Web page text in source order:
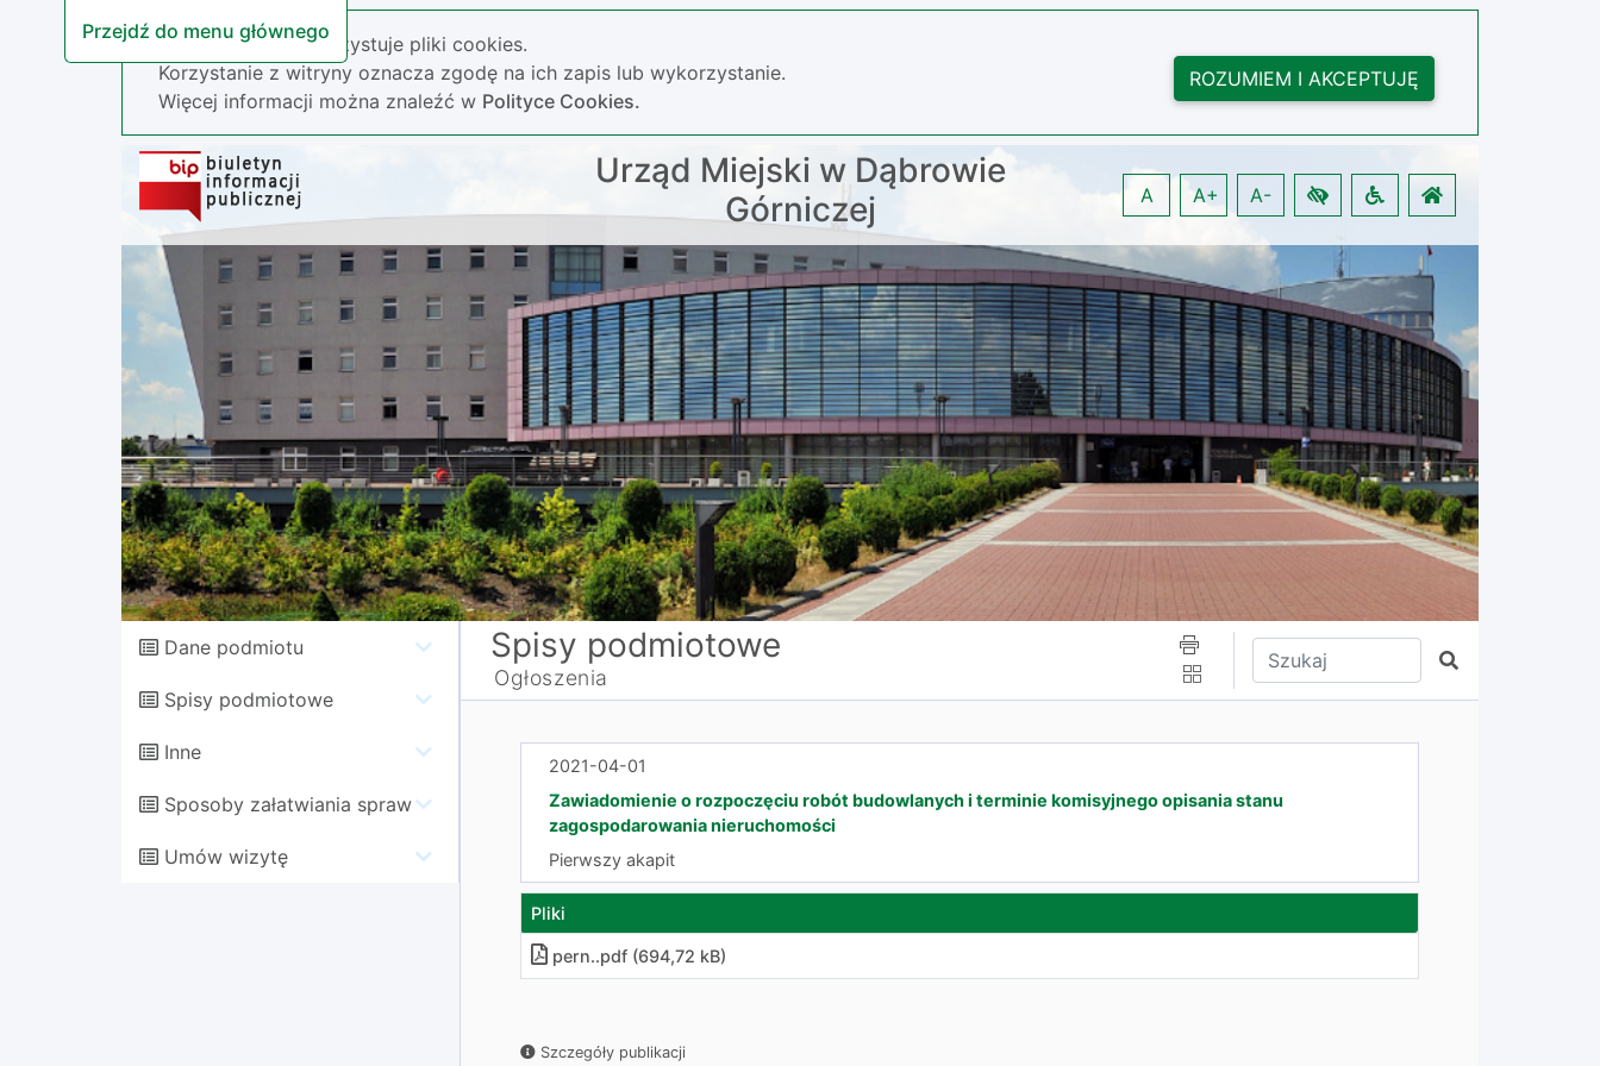
Przejdź do menu głównego
Nasza strona wykorzystuje pliki cookies.
Korzystanie z witryny oznacza zgodę na ich zapis lub wykorzystanie.
Więcej informacji można znaleźć w Polityce Cookies.
ROZUMIEM I AKCEPTUJĘ
Urząd Miejski w Dąbrowie
Górniczej
A A+ A-
Dane podmiotu
Spisy podmiotowe
Inne
Sposoby załatwiania spraw
Umów wizytę
Spisy podmiotowe
Ogłoszenia
Wpisz tekst do wyszukania
Szukaj
2021-04-01
Zawiadomienie o rozpoczęciu robót budowlanych i terminie komisyjnego opisania stanu
zagospodarowania nieruchomości
Pierwszy akapit
Pliki
pern..pdf (694,72 kB)
Szczegóły publikacji